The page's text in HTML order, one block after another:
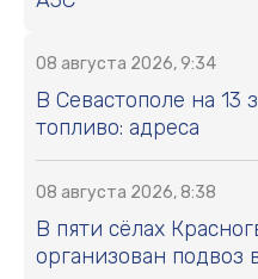
08 августа 2026, 9:34
В Севастополе на 13
топливо: адреса
08 августа 2026, 8:38
В пяти сёлах
организован подвоз